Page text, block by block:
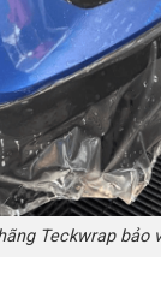
Teckwrap bảo